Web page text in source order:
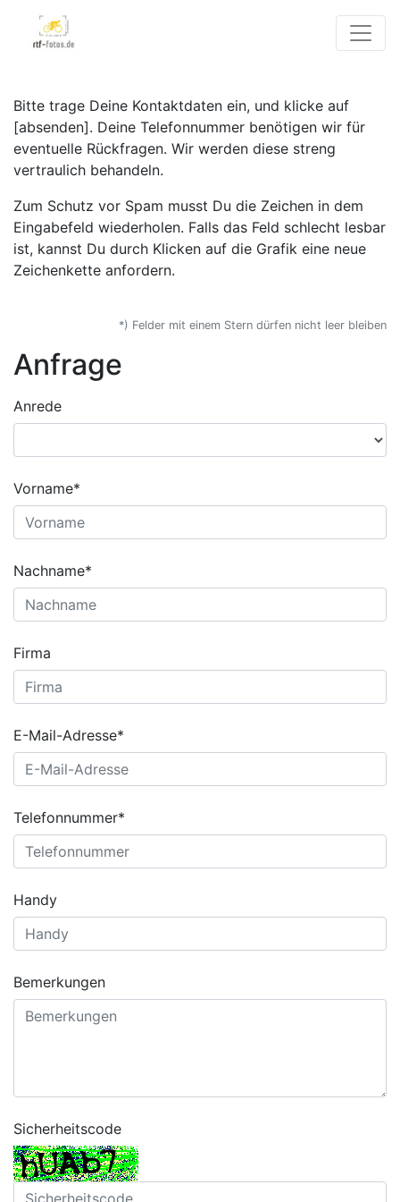
Bitte trage Deine Kontaktdaten ein, und klicke auf
[absenden]. Deine Telefonnummer benötigen wir für
eventuelle Rückfragen. Wir werden diese streng
vertraulich behandeln.
Zum Schutz vor Spam musst Du die Zeichen in dem
Eingabefeld wiederholen. Falls das Feld schlecht lesbar
ist, kannst Du durch Klicken auf die Grafik eine neue
Zeichenkette anfordern.
*) Felder mit einem Stern dürfen nicht leer bleiben
Anfrage
Anrede
Vorname*
Nachname*
Firma
E-Mail-Adresse*
Telefonnummer*
Handy
Bemerkungen
Sicherheitscode